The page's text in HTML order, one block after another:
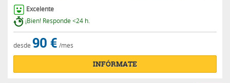
Excelente
¡Bien! Responde <24 h.
desde 90 € /mes
INFÓRMATE